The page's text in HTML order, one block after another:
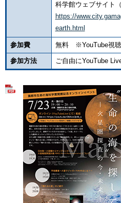
科学館ウェブサイト
https://
earth.html
参加費 無料 ※YouTube視聴
参加方法 ご自由にYouTube